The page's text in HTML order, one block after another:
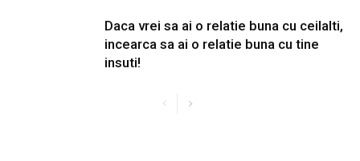
Daca vrei sa ai o relatie buna cu ceilalti,
incearca sa ai o relatie buna cu tine
insuti!